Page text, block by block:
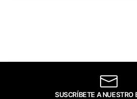
SUSCRÍBETE A NUESTRO